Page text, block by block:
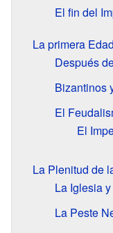
El fin del
La primera
Después
Bizantinos
El
El
La Plenitud de
La Iglesia
La Peste